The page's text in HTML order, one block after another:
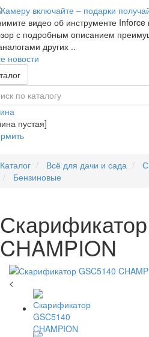
видео об инструменте
с подробным описанием
других ..
новости
пустая]
Каталог Всё для дачи и сада
Бензиновые
CHAMPION
<